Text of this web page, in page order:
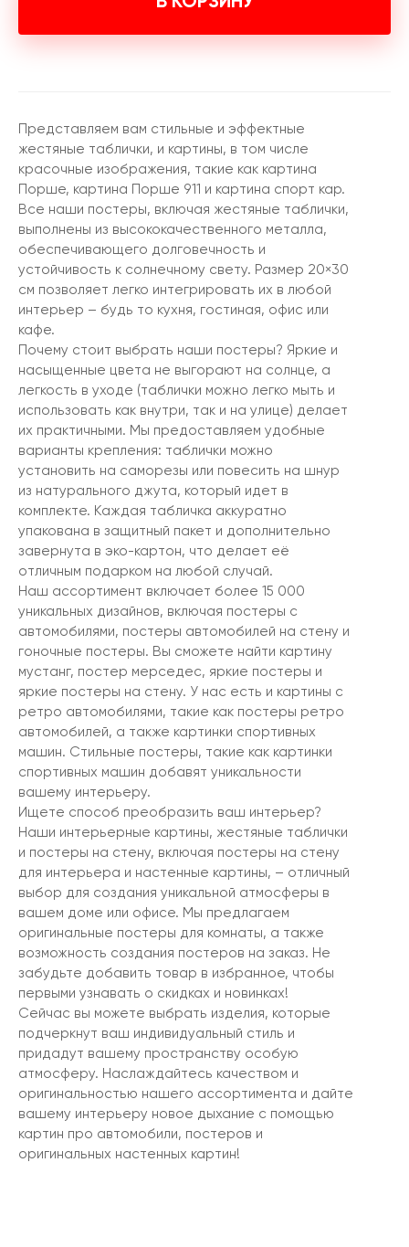
Представляем вам стильные и эффектные
жестяные таблички, и картины, в том числе
красочные изображения, такие как картина
Порше, картина Порше 911 и картина спорт кар.
Все наши постеры, включая жестяные таблички,
выполнены из высококачественного металла,
обеспечивающего долговечность и
устойчивость к солнечному свету. Размер 20×30
см позволяет легко интегрировать их в любой
интерьер – будь то кухня, гостиная, офис или
кафе.
Почему стоит выбрать наши постеры? Яркие и
насыщенные цвета не выгорают на солнце, а
легкость в уходе (таблички можно легко мыть и
использовать как внутри, так и на улице) делает
их практичными. Мы предоставляем удобные
варианты крепления: таблички можно
установить на саморезы или повесить на шнур
из натурального джута, который идет в
комплекте. Каждая табличка аккуратно
упакована в защитный пакет и дополнительно
завернута в эко-картон, что делает её
отличным подарком на любой случай.
Наш ассортимент включает более 15 000
уникальных дизайнов, включая постеры с
автомобилями, постеры автомобилей на стену и
гоночные постеры. Вы сможете найти картину
мустанг, постер мерседес, яркие постеры и
яркие постеры на стену. У нас есть и картины с
ретро автомобилями, такие как постеры ретро
автомобилей, а также картинки спортивных
машин. Стильные постеры, такие как картинки
спортивных машин добавят уникальности
вашему интерьеру.
Ищете способ преобразить ваш интерьер?
Наши интерьерные картины, жестяные таблички
и постеры на стену, включая постеры на стену
для интерьера и настенные картины, – отличный
выбор для создания уникальной атмосферы в
вашем доме или офисе. Мы предлагаем
оригинальные постеры для комнаты, а также
возможность создания постеров на заказ. Не
забудьте добавить товар в избранное, чтобы
первыми узнавать о скидках и новинках!
Сейчас вы можете выбрать изделия, которые
подчеркнут ваш индивидуальный стиль и
придадут вашему пространству особую
атмосферу. Наслаждайтесь качеством и
оригинальностью нашего ассортимента и дайте
вашему интерьеру новое дыхание с помощью
картин про автомобили, постеров и
оригинальных настенных картин!